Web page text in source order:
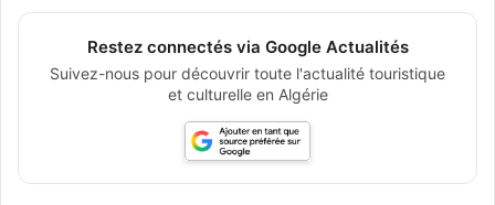
Restez connectés via Google Actualités
Suivez-nous pour découvrir toute l'actualité touristique
et culturelle en Algérie